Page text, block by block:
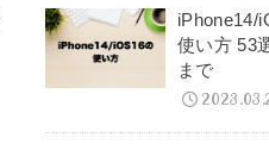
iPhone14/
使い方 53
まで